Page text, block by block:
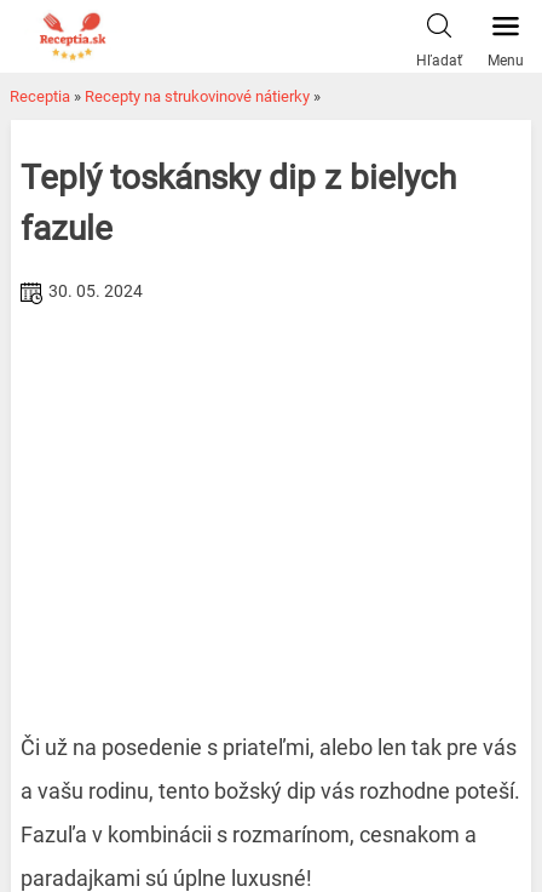
Hľadať Menu
Receptia » Recepty na strukovinové nátierky »
Teplý toskánsky dip z bielych
fazule
30. 05. 2024
Či už na posedenie s priateľmi, alebo len tak pre vás
a vašu rodinu, tento božský dip vás rozhodne poteší.
Fazuľa v kombinácii s rozmarínom, cesnakom a
paradajkami sú úplne luxusné!